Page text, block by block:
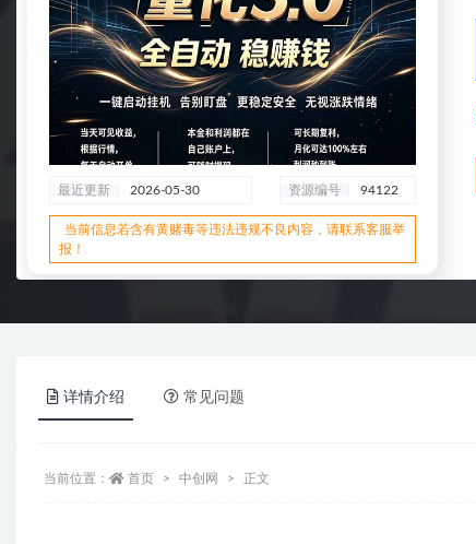
最近更新 2026-05-30 资源编号 94122
当前信息若含有黄赌毒等违法违规不良内容，请联系客服举
报！
详情介绍 常见问题
当前位置： 首页 中创网 正文